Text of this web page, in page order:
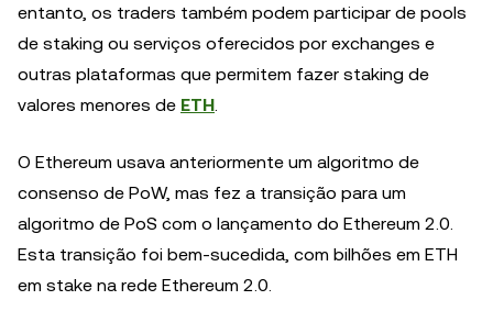
entanto, os traders também podem participar de pools
de staking ou serviços oferecidos por exchanges e
outras plataformas que permitem fazer staking de
valores menores de ETH
O Ethereum usava anteriormente um algoritmo de
consenso de PoW, mas fez a transição para um
algoritmo de PoS com o lançamento do Ethereum 2.0.
Esta transição foi bem-sucedida, com bilhões em ETH
em stake na rede Ethereum 2.0.